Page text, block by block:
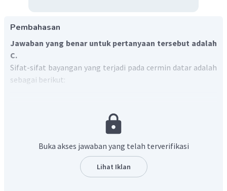
Pembahasan
Jawaban yang benar untuk pertanyaan tersebut adalah
C.
Sifat-sifat bayangan yang terjadi pada cermin datar adalah
sebagai berikut:
Tinggi bayangan sama dengan tinggi benda (h' = h).
Jika benda nyata (positif), maka bayangan maya
Buka akses jawaban yang telah terverifikasi
Lihat Iklan